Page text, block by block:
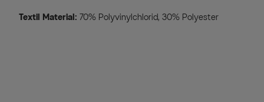
Textil Material: 70% Polyvinylchlorid, 30% Polyester